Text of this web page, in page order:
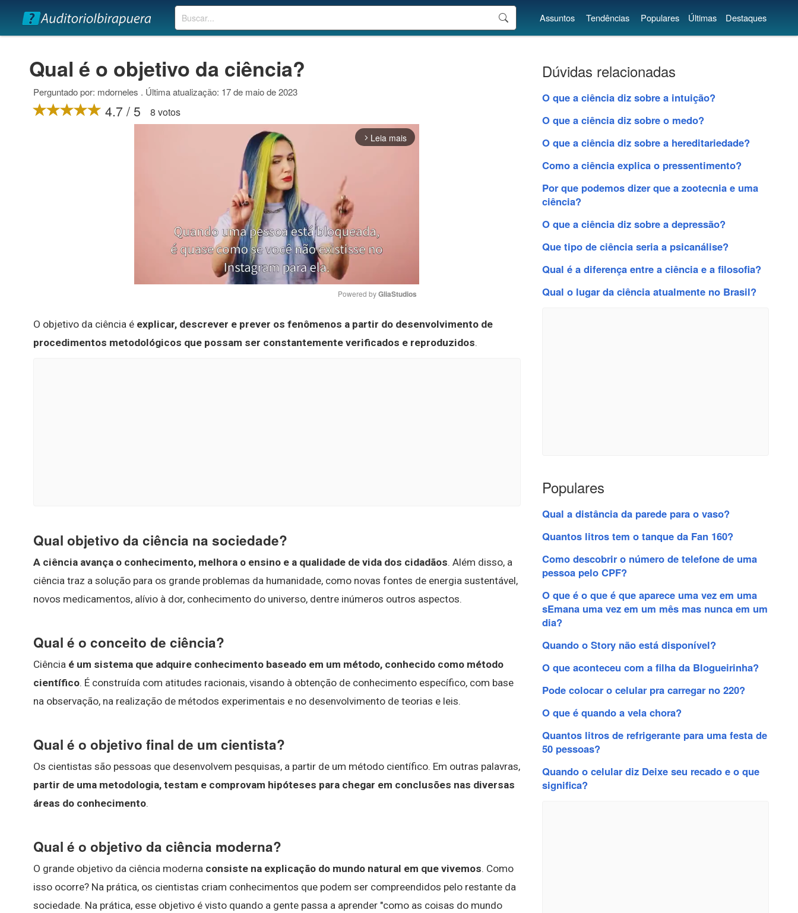
Buscar Assuntos Tendências Populares Últimas Destaques
Qual é o objetivo da ciência?
Perguntado por: mdorneles . Última atualização: 17 de maio de 2023
4.7 / 5 8 votos
arrow_forward_ios Leia mais
Mute
Powered by GliaStudios
O objetivo da ciência é explicar, descrever e prever os fenômenos a partir do desenvolvimento de
procedimentos metodológicos que possam ser constantemente verificados e reproduzidos.
Qual objetivo da ciência na sociedade?
A ciência avança o conhecimento, melhora o ensino e a qualidade de vida dos cidadãos. Além disso, a
ciência traz a solução para os grande problemas da humanidade, como novas fontes de energia sustentável,
novos medicamentos, alívio à dor, conhecimento do universo, dentre inúmeros outros aspectos.
Qual é o conceito de ciência?
Ciência é um sistema que adquire conhecimento baseado em um método, conhecido como método
científico. É construída com atitudes racionais, visando à obtenção de conhecimento específico, com base
na observação, na realização de métodos experimentais e no desenvolvimento de teorias e leis.
Qual é o objetivo final de um cientista?
Os cientistas são pessoas que desenvolvem pesquisas, a partir de um método científico. Em outras palavras,
partir de uma metodologia, testam e comprovam hipóteses para chegar em conclusões nas diversas
áreas do conhecimento.
Qual é o objetivo da ciência moderna?
O grande objetivo da ciência moderna consiste na explicação do mundo natural em que vivemos. Como
isso ocorre? Na prática, os cientistas criam conhecimentos que podem ser compreendidos pelo restante da
sociedade. Na prática, esse objetivo é visto quando a gente passa a aprender "como as coisas do mundo
Dúvidas relacionadas
O que a ciência diz sobre a intuição?
O que a ciência diz sobre o medo?
O que a ciência diz sobre a hereditariedade?
Como a ciência explica o pressentimento?
Por que podemos dizer que a zootecnia e uma
ciência?
O que a ciência diz sobre a depressão?
Que tipo de ciência seria a psicanálise?
Qual é a diferença entre a ciência e a filosofia?
Qual o lugar da ciência atualmente no Brasil?
Populares
Qual a distância da parede para o vaso?
Quantos litros tem o tanque da Fan 160?
Como descobrir o número de telefone de uma
pessoa pelo CPF?
O que é o que é que aparece uma vez em uma
sEmana uma vez em um mês mas nunca em um
dia?
Quando o Story não está disponível?
O que aconteceu com a filha da Blogueirinha?
Pode colocar o celular pra carregar no 220?
O que é quando a vela chora?
Quantos litros de refrigerante para uma festa de
50 pessoas?
Quando o celular diz Deixe seu recado e o que
significa?